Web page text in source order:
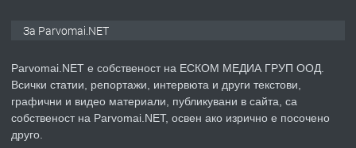
преди 1 година
ПРЕДЛАГА
Продавам апартамент - гр.
За Parvomai.NET
Parvomai.NET е собственост на ЕСКОМ МЕДИА ГРУП ООД.
Всички статии, репортажи, интервюта и други текстови,
графични и видео материали, публикувани в сайта, са
собственост на Parvomai.NET, освен ако изрично е посочено
друго.